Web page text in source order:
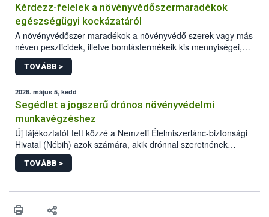
Kérdezz-felelek a növényvédőszermaradékok
egészségügyi kockázatáról
A növényvédőszer-maradékok a növényvédő szerek vagy más
néven peszticidek, illetve bomlástermékeik kis mennyiségei,
melyek a terményekben vagy azok felületén a betakarítást,
szüretelést, illetve tárolást követően is megmaradhatnak. Az
mennyiségének esetenként a kezelt terményeken is jelen kell
lennie. Nem minden élelmiszer tartalmaz szermaradékot.
Azokban az élelmiszerekben is, melyekben kimutathatóak,
általában csak nagyon kis mennyiségben vannak jelen, így nem
jelenthetnek kockázatot a fogyasztó egészségére nézve.
TOVÁBB >
2026. május 5, kedd
Segédlet a jogszerű drónos növényvédelmi
munkavégzéshez
Új tájékoztatót tett közzé a Nemzeti Élelmiszerlánc-biztonsági
Hivatal (Nébih) azok számára, akik drónnal szeretnének
növényvédelmi vagy tápanyag-gazdálkodási tevékenységet
végezni Magyarországon. Az összefoglaló részletesen
műszaki és hatósági feltételek.
TOVÁBB >